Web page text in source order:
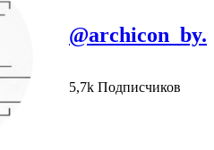
@archicon_by.
5,7k Подписчиков